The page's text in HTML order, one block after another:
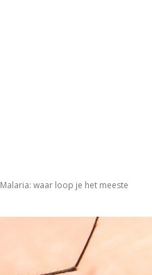
Malaria: waar loop je het meeste